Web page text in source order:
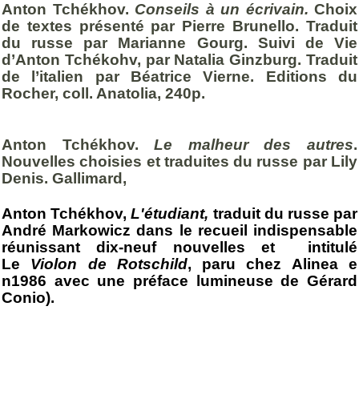
Anton Tchékhov. Conseils à un écrivain. Choix
de textes présenté par Pierre Brunello. Traduit
du russe par Marianne Gourg. Suivi de Vie
d’Anton Tchékohv, par Natalia Ginzburg. Traduit
de l’italien par Béatrice Vierne. Editions du
Rocher, coll. Anatolia, 240p.
Anton Tchékhov. Le malheur des autres.
Nouvelles choisies et traduites du russe par Lily
Denis. Gallimard,
Anton Tchékhov,L'étudiant, traduit du russe par
André Markowicz dans le recueil indispensable
réunissant dix-neuf nouvelles et intitulé
Le Violon de Rotschild, paru chez Alinea e
n1986 avec une préface lumineuse de Gérard
Conio).